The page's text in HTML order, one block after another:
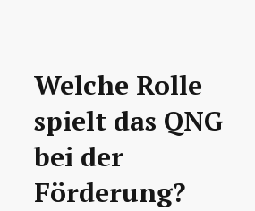
Welche Rolle
spielt das QNG
bei der
Förderung?